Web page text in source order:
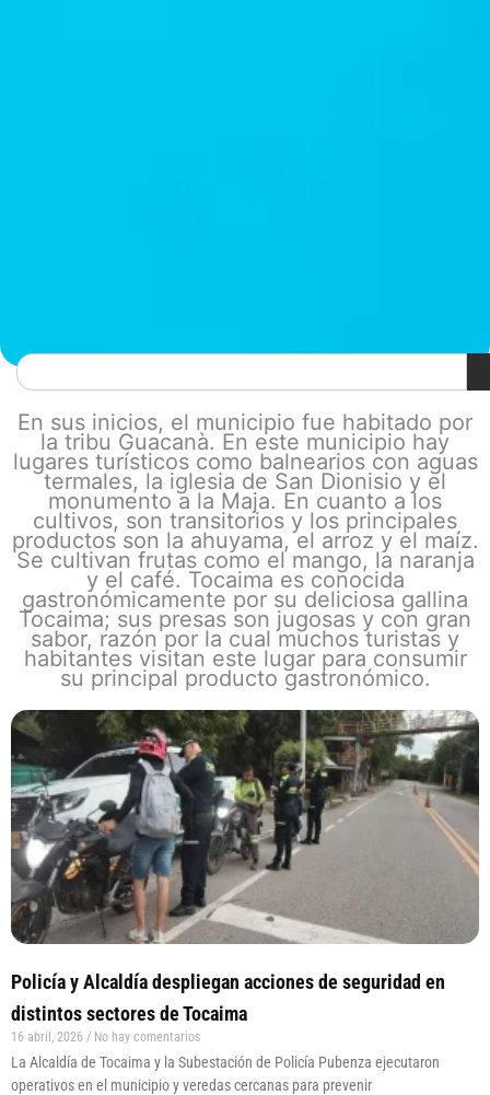
Search
En sus inicios, el municipio fue habitado por
la tribu Guacanà. En este municipio hay
lugares turísticos como balnearios con aguas
termales, la iglesia de San Dionisio y el
monumento a la Maja. En cuanto a los
cultivos, son transitorios y los principales
productos son la ahuyama, el arroz y el maíz.
Se cultivan frutas como el mango, la naranja
y el café. Tocaima es conocida
gastronómicamente por su deliciosa gallina
Tocaima; sus presas son jugosas y con gran
sabor, razón por la cual muchos turistas y
habitantes visitan este lugar para consumir
su principal producto gastronómico.
Policía y Alcaldía despliegan acciones de seguridad en
distintos sectores de Tocaima
16 abril, 2026 No hay comentarios
La Alcaldía de Tocaima y la Subestación de Policía Pubenza ejecutaron
operativos en el municipio y veredas cercanas para prevenir